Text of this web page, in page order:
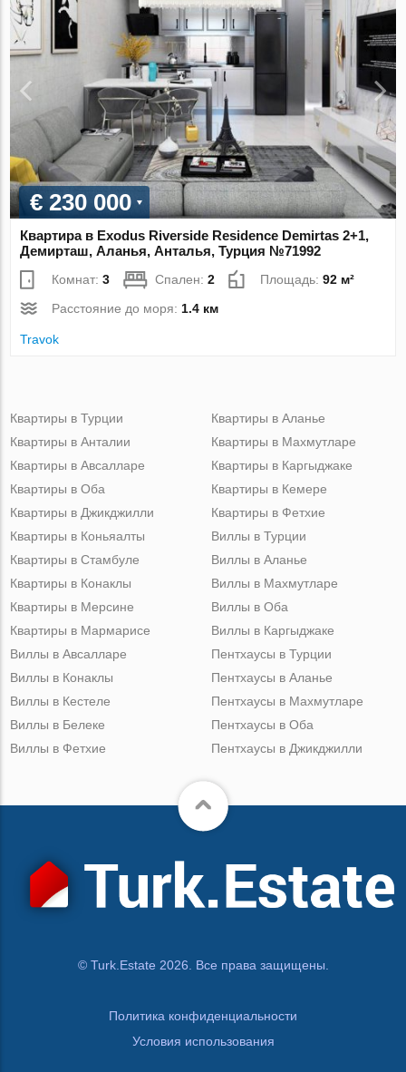
€ 230 000
Квартира в Exodus Riverside Residence Demirtas 2+1,
Демирташ, Аланья, Анталья, Турция №71992
Комнат:3 Спален:2 Площадь:92 м²
Расстояние до моря: 1.4 км
Travok
Квартиры в Турции
Квартиры в Анталии
Квартиры в Авсалларе
Квартиры в Оба
Квартиры в Джикджилли
Квартиры в Аланье
Квартиры в Махмутларе
Квартиры в Каргыджаке
Квартиры в Кемере
Квартиры в Фетхие
Квартиры в Коньяалты
Квартиры в Стамбуле
Квартиры в Конаклы
Квартиры в Мерсине
Квартиры в Мармарисе
Виллы в Турции
Виллы в Аланье
Виллы в Махмутларе
Виллы в Оба
Виллы в Каргыджаке
Виллы в Авсалларе
Виллы в Конаклы
Виллы в Кестеле
Виллы в Белеке
Виллы в Фетхие
Пентхаусы в Турции
Пентхаусы в Аланье
Пентхаусы в Махмутларе
Пентхаусы в Оба
Пентхаусы в Джикджилли
© Turk.Estate 2026. Все права защищены.
Политика конфиденциальности
Условия использования